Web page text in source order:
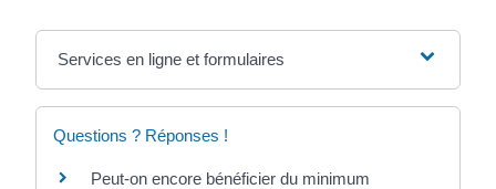
Services en ligne et formulaires
Questions ? Réponses !
Peut-on encore bénéficier du minimum